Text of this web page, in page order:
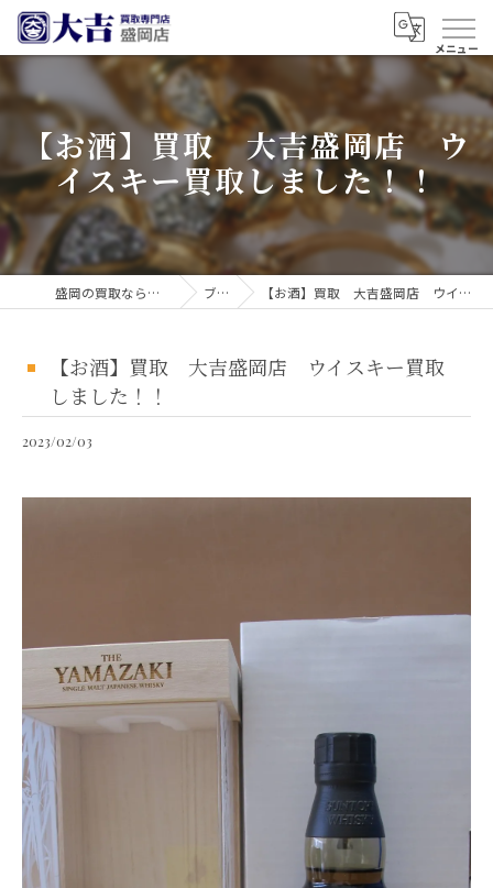
【お酒】買取 大吉盛岡店 ウ
イスキー買取しました！！
盛岡の買取なら買取大吉 盛岡店 ブログ 【お酒】買取 大吉盛岡店 ウイスキー買取しました！！
【お酒】買取 大吉盛岡店 ウイスキー買取
しました！！
2023/02/03